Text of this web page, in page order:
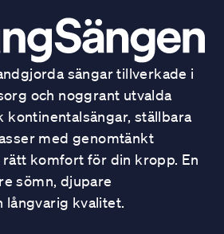
sängar tillverkade i
och noggrant utvalda
kontinentalsängar, ställbara
med genomtänkt
komfort för din kropp. En
sömn, djupare
långvarig kvalitet.